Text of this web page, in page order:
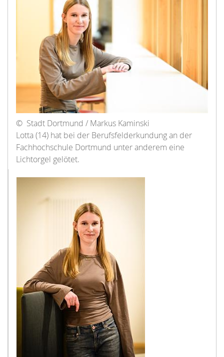
© Stadt Dortmund / Markus Kaminski
Lotta (14) hat bei der Berufsfelderkundung an der
Fachhochschule Dortmund unter anderem eine
Lichtorgel gelötet.